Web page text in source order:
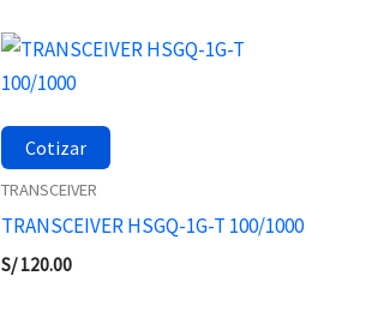
Cotizar
TRANSCEIVER
TRANSCEIVER HSGQ-1G-T 100/1000
S/120.00